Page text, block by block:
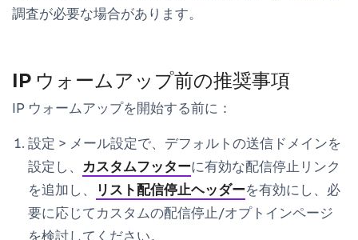
調査が必要な場合があります。
IP ウォームアップ前の推奨事項
IP ウォームアップを開始する前に：
設定 > メール設定で、デフォルトの送信ドメインを
設定し、 カスタムフッターに有効な配信停止リンク
を追加し、
リスト配信停止ヘッダーを有効にし、必
要に応じてカスタムの配信停止/オプトインページ
を検討してください。